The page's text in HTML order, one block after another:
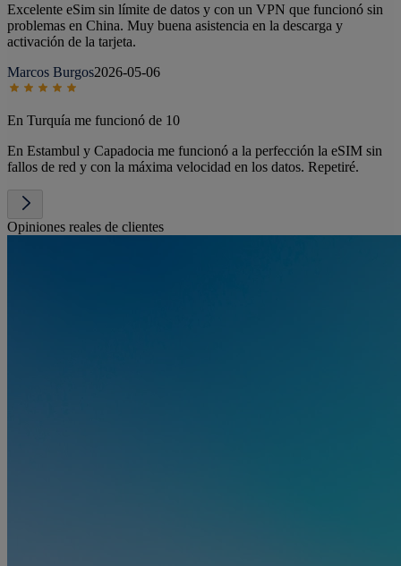
Excelente eSim sin límite de datos y con un VPN que funcionó sin
problemas en China. Muy buena asistencia en la descarga y
activación de la tarjeta.
Marcos Burgos2026-05-06
En Turquía me funcionó de 10
En Estambul y Capadocia me funcionó a la perfección la eSIM sin
fallos de red y con la máxima velocidad en los datos. Repetiré.
Opiniones reales de clientes